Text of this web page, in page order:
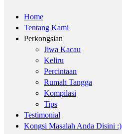
Home
Tentang Kami
Perkongsian
Jiwa Kacau
Keliru
Percintaan
Rumah Tangga
Kompilasi
Tips
Testimonial
Kongsi Masalah Anda Disini :)